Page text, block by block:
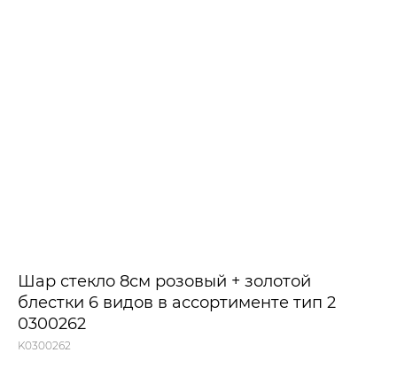
Шар стекло 8см розовый + золотой
блестки 6 видов в ассортименте тип 2
0300262
K0300262